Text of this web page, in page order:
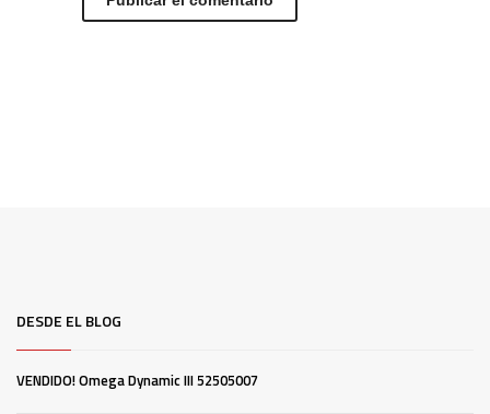
DESDE EL BLOG
VENDIDO! Omega Dynamic III 52505007